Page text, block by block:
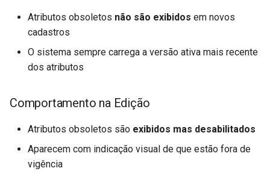
Atributos obsoletos não são exibidos em novos
cadastros
O sistema sempre carrega a versão ativa mais recente
dos atributos
Comportamento na Edição
Atributos obsoletos são exibidos mas desabilitados
Aparecem com indicação visual de que estão fora de
vigência